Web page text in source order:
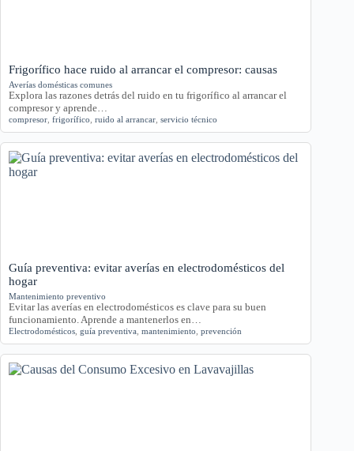
Frigorífico hace ruido al arrancar el compresor: causas
Averías domésticas comunes
Explora las razones detrás del ruido en tu frigorífico al arrancar el
compresor y aprende…
compresor frigorífico ruido al arrancar servicio técnico
Guía preventiva: evitar averías en electrodomésticos del
hogar
Mantenimiento preventivo
Evitar las averías en electrodomésticos es clave para su buen
funcionamiento. Aprende a mantenerlos en…
Electrodomésticos guía preventiva mantenimiento prevención